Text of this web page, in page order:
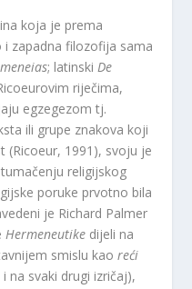
koja je prema
i zapadna filozofija sama
; latinski De
riječima,
egzegezom tj.
ili grupe znakova koji
(Ricoeur, 1991), svoju je
religijskog
poruke prvotno bila
je Richard Palmer
Hermeneutike dijeli na
smislu kaoreći
na svaki drugi izričaj),